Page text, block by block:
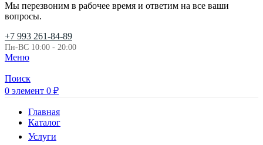
Мы перезвоним в рабочее время и ответим на все ваши
вопросы.
+7 993 261-84-89
Пн-ВС 10:00 - 20:00
Меню
Поиск
0 элемент 0 ₽
Главная
Каталог
Услуги